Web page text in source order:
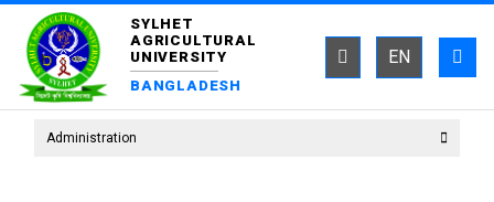
SYLHET
AGRICULTURAL
UNIVERSITY
BANGLADESH
EN
Administration